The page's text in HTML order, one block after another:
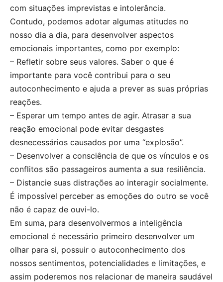
com situações imprevistas e intolerância.
Contudo, podemos adotar algumas atitudes no
nosso dia a dia, para desenvolver aspectos
emocionais importantes, como por exemplo:
– Refletir sobre seus valores. Saber o que é
importante para você contribui para o seu
autoconhecimento e ajuda a prever as suas próprias
reações.
– Esperar um tempo antes de agir. Atrasar a sua
reação emocional pode evitar desgastes
desnecessários causados por uma “explosão”.
– Desenvolver a consciência de que os vínculos e os
conflitos são passageiros aumenta a sua resiliência.
– Distancie suas distrações ao interagir socialmente.
É impossível perceber as emoções do outro se você
não é capaz de ouvi-lo.
Em suma, para desenvolvermos a inteligência
emocional é necessário primeiro desenvolver um
olhar para si, possuir o autoconhecimento dos
nossos sentimentos, potencialidades e limitações, e
assim poderemos nos relacionar de maneira saudável